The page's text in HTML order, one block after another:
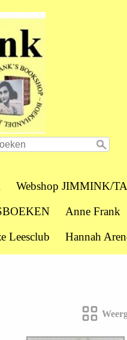
Webshop JIMMINK/
Anne Frank
Leesclub Hannah